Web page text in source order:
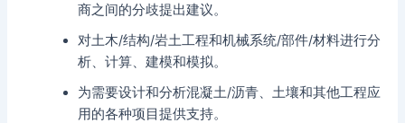
商之间的分歧提出建议。
对土木/结构/岩土工程和机械系统/部件/材料进行分
析、计算、建模和模拟。
为需要设计和分析混凝土/沥青、土壤和其他工程应
用的各种项目提供支持。